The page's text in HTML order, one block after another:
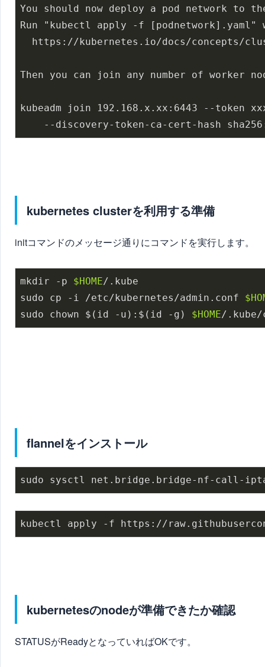
You should now deploy a pod network to
Run "kubectl apply -f
https://kubernetes.io/docs/concepts/
Then you can join any number of worker
kubeadm join 192.168.x.xx:6443 --token
--discovery-token-ca-cert-hash
kubernetes clusterを利用する準備
initコマンドのメッセージ通りにコマンドを実行します。
mkdir -p $HOME/.kube
sudo cp -i /etc/kubernetes/admin.conf
sudo chown $(id -u):$(id -g) $HOME/
flannelをインストール
sudo sysctl net.bridge.bridge-nf-call-
kubectl apply -f https://
kubernetesのnodeが準備できたか確認
STATUSがReadyとなっていればOKです。